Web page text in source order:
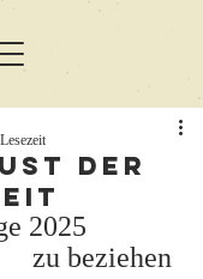
der
2025
               		zu beziehen